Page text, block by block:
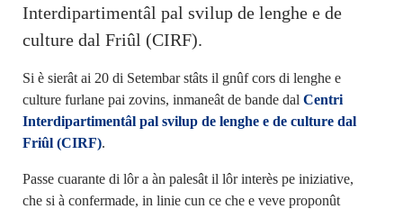
Interdipartimentâl pal svilup de lenghe e de
culture dal Friûl (CIRF).
Si è sierât ai 20 di Setembar stâts il gnûf cors di lenghe e
culture furlane pai zovins, inmaneât de bande dal Centri
Interdipartimentâl pal svilup de lenghe e de culture dal
Friûl (CIRF).
Passe cuarante di lôr a àn palesât il lôr interès pe iniziative,
che si à confermade, in linie cun ce che e veve proponût